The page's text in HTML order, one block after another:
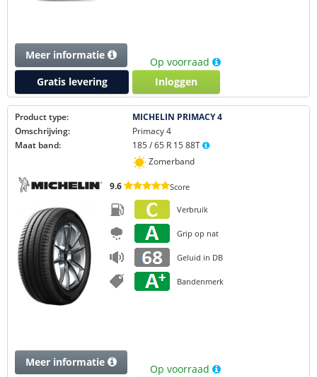
Op voorraad
Inloggen
Meer informatie
Gratis levering
Product type:
MICHELIN PRIMACY 4
Omschrijving:
Primacy 4
Maat band:
185 / 65 R 15 88T
Zomerband
9.6 Score
Verbruik
Grip op nat
Geluid in DB
Bandenmerk
Op voorraad
Meer informatie